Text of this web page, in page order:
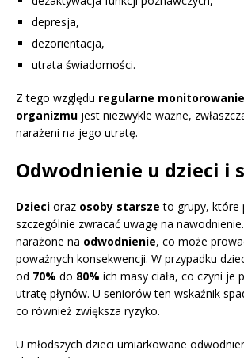
depresja,
dezorientacja,
utrata świadomości.
Z tego względu regularne
organizmu jest niezwykle ważne,
narażeni na jego utratę.
Odwodnienie u dzieci i
Dzieci oraz osoby starsze to grupy, które
szczególnie zwracać uwagę na
narażone na odwodnienie, co może
poważnych konsekwencji. W przypadku
od 70% do 80% ich masy ciała, co czyni je
utratę płynów. U seniorów ten wskaźnik
co również zwiększa ryzyko.
U młodszych dzieci umiarkowane